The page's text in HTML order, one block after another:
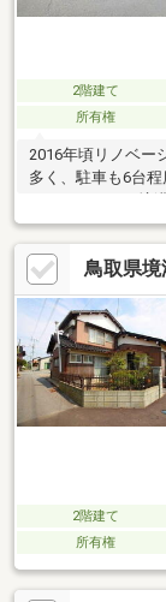
2階建て
所有権
2016年頃リノベー
多く、駐車も6台
ァミリーマート境
約480ｍ、PLANT-
鳥取県境
2階建て
所有権